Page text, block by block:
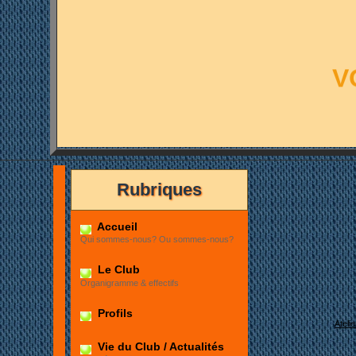
Rubriques
Accueil
Qui sommes-nous? Ou sommes-nous?
Le Club
Organigramme & effectifs
Profils
Vie du Club / Actualités